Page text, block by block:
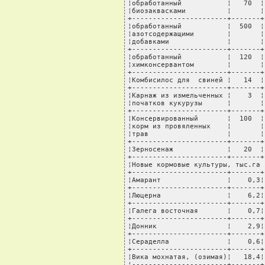
¦обработанный           ¦   70
¦биозаквасками          ¦
+-----------------------+-------
¦обработанный           ¦  500
¦азотсодержащими        ¦
¦добавками              ¦
+-----------------------+-------
¦обработанный           ¦  120
¦химконсервантом        ¦
+-----------------------+-------
¦Комбисилос для  свиней ¦
+-----------------------+-------
¦Карнаж из измельченных ¦
¦початков кукурузы      ¦
+-----------------------+-------
¦Консервированный       ¦
¦корм из провяленных
¦трав                   ¦
+-----------------------+-------
¦Зерносенаж             ¦   20
+-----------------------+-------
¦Новые кормовые
+-----------------------+-------
¦Амарант                ¦
+-----------------------+-------
¦Люцерна                ¦
+-----------------------+-------
¦Галега восточная       ¦
+-----------------------+-------
¦Донник                 ¦
+-----------------------+-------
¦Сераделла              ¦
+-----------------------+-------
¦Вика мохнатая, (озимая)¦